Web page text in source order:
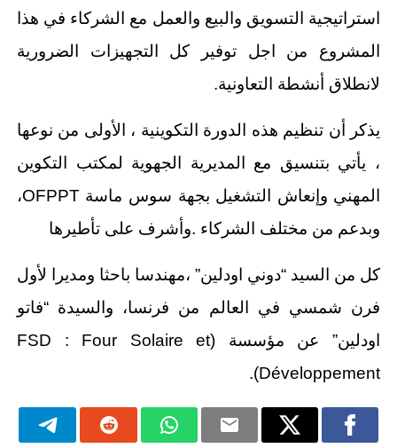
استراتيجية التسويق والبيع والعمل مع الشركاء في هذا
المشروع من اجل توفير كل التجهيزات الضرورية
لانطلاق أنشطة التعاونية.
يذكر أن تنظيم هذه الدورة التكوينية ، الأولى من نوعها
، يأتي بتنسيق مع المديرية الجهوية لمكتب التكوين
المهني وإنعاش التشغيل بجهة سوس ماسة OFPPT،
وبدعم من مختلف الشركاء .وأشرف على تأطيرها
كل من السيد “دوني اودلين” ،مهندسا باحثا ومديرا لأول
فرن شمسي في العالم من فرنسا، والسيدة “فاتو
اودلين” عن مؤسسة (FSD : Four Solaire et
Développement).